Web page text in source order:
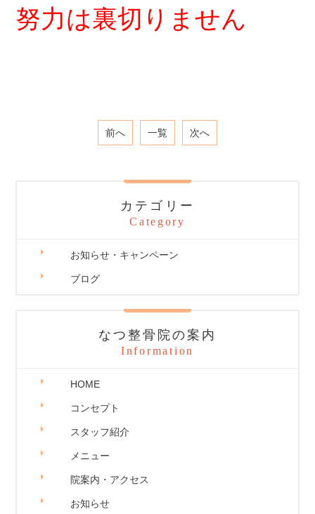
努力は裏切りません
前へ 一覧 次へ
カテゴリー
Category
お知らせ・キャンペーン
ブログ
なつ整骨院の案内
Information
HOME
コンセプト
スタッフ紹介
メニュー
院案内・アクセス
お知らせ